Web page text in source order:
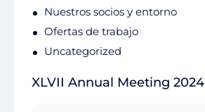
Nuestros socios y entorno
Ofertas de trabajo
Uncategorized
XLVII Annual Meeting 2024